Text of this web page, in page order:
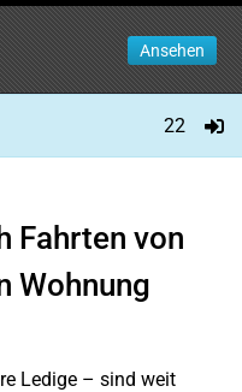
Ansehen
22
Fahrten von
Wohnung
Ledige – sind weit